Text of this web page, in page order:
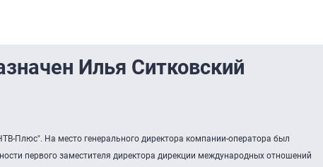
Илья Ситковский
Плюс". На место генерального директора компании-оператора был
первого заместителя директора дирекции международных отношений